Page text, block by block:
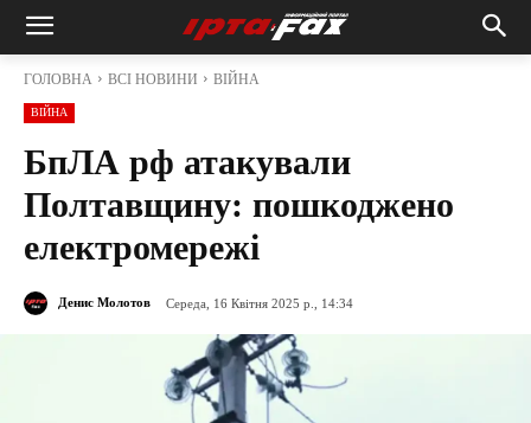
ГОЛОВНА ВСІ НОВИНИ ВІЙНА
ВІЙНА
БпЛА рф атакували
Полтавщину: пошкоджено
електромережі
Денис Молотов Середа, 16 Квітня 2025 р., 14:34